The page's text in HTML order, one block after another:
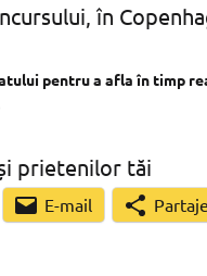
în
pentru a afla în timp
prietenilor tăi